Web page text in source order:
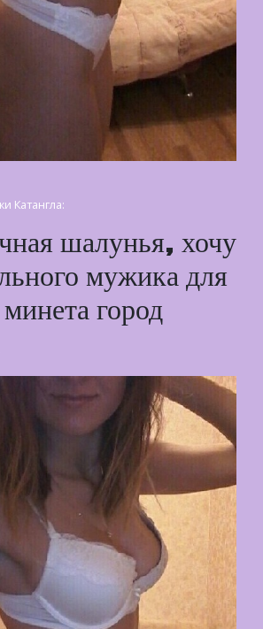
Катангла:
шалунья, хочу
мужика для
город